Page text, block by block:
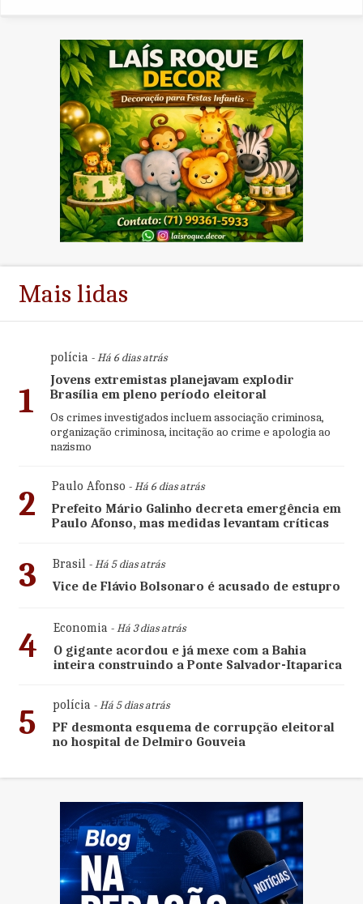
Mais lidas
1
polícia- Há 6 dias atrás
Jovens extremistas planejavam explodir
Brasília em pleno período eleitoral
Os crimes investigados incluem associação criminosa,
organização criminosa, incitação ao crime e apologia ao
nazismo
2 Paulo Afonso - Há 6 dias atrás
Prefeito Mário Galinho decreta emergência em
Paulo Afonso, mas medidas levantam críticas
3 Brasil- Há 5 dias atrás
Vice de Flávio Bolsonaro é acusado de estupro
4 Economia- Há 3 dias atrás
O gigante acordou e já mexe com a Bahia
inteira construindo a Ponte Salvador-Itaparica
5 polícia- Há 5 dias atrás
PF desmonta esquema de corrupção eleitoral
no hospital de Delmiro Gouveia